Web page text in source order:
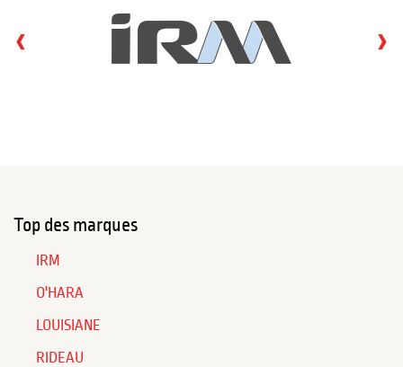
‹ ›
Top des marques
IRM
O'HARA
LOUISIANE
RIDEAU